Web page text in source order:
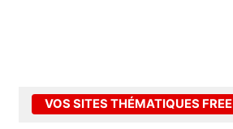
VOS SITES THÉMATIQUES FREE